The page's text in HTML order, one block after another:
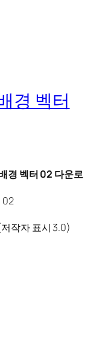
경 벡터
경 벡터 02 다운로
02
작자 표시 3.0)